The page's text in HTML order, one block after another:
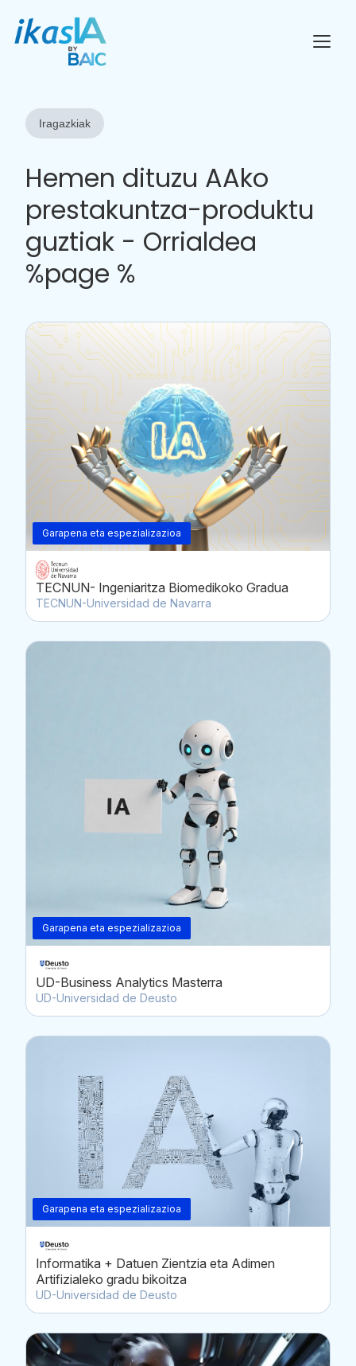
Iragazkiak
Hemen dituzu AAko
prestakuntza-produktu
guztiak - Orrialdea
%page %
Garapena eta espezializazioa
TECNUN- Ingeniaritza Biomedikoko Gradua
TECNUN-Universidad de Navarra
Garapena eta espezializazioa
UD-Business Analytics Masterra
UD-Universidad de Deusto
Garapena eta espezializazioa
Informatika + Datuen Zientzia eta Adimen
Artifizialeko gradu bikoitza
UD-Universidad de Deusto